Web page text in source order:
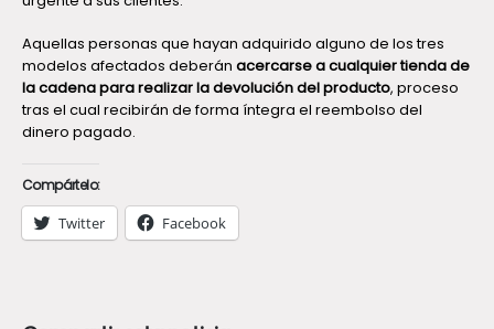
Aquellas personas que hayan adquirido alguno de los tres
modelos afectados deberán acercarse a cualquier tienda de
la cadena para realizar la devolución del producto, proceso
tras el cual recibirán de forma íntegra el reembolso del
dinero pagado.
Compártelo:
Twitter Facebook